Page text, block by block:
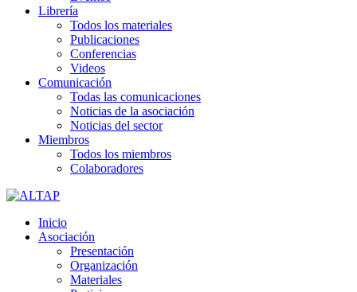
Librería
Todos los materiales
Publicaciones
Conferencias
Videos
Comunicación
Todas las comunicaciones
Noticias de la asociación
Noticias del sector
Miembros
Todos los miembros
Colaboradores
Inicio
Asociación
Presentación
Organización
Materiales